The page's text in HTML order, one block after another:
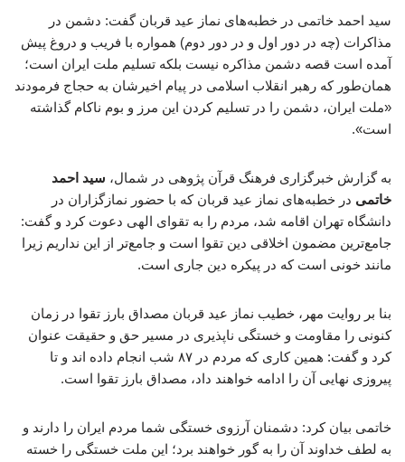
سید احمد خاتمی در خطبه‌های نماز عید قربان گفت: دشمن در
مذاکرات (چه در دور اول و در دور دوم) همواره با فریب و دروغ پیش
آمده است قصه دشمن مذاکره نیست بلکه تسلیم ملت ایران است؛
همان‌طور که رهبر انقلاب اسلامی در پیام اخیرشان به حجاج فرمودند
«ملت ایران، دشمن را در تسلیم کردن این مرز و بوم ناکام گذاشته
است».
به گزارش خبرگزاری فرهنگ قرآن پژوهی در شمال، سید احمد
خاتمی در خطبه‌های نماز عید قربان که با حضور نمازگزاران در
دانشگاه تهران اقامه شد، مردم را به تقوای الهی دعوت کرد و گفت:
جامع‌ترین مضمون اخلاقی دین تقوا است و جامع‌تر از این نداریم زیرا
مانند خونی است که در پیکره دین جاری است.
بنا بر روایت مهر، خطیب نماز عید قربان مصداق بارز تقوا در زمان
کنونی را مقاومت و خستگی ناپذیری در مسیر حق و حقیقت عنوان
کرد و گفت: همین کاری که مردم در ۸۷ شب انجام داده اند و تا
پیروزی نهایی آن را ادامه خواهند داد، مصداق بارز تقوا است.
خاتمی بیان کرد: دشمنان آرزوی خستگی شما مردم ایران را دارند و
به لطف خداوند آن را به گور خواهند برد؛ این ملت خستگی را خسته